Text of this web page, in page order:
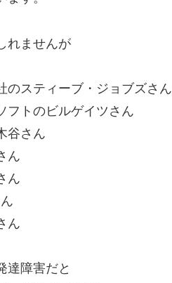
れませんが
のスティーブ・ジョブズさん
フトのビルゲイツさん
谷さん
ん
ん
ん
達障害だと